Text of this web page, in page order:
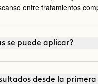
entre tratamientos
se puede aplicar?
desde la